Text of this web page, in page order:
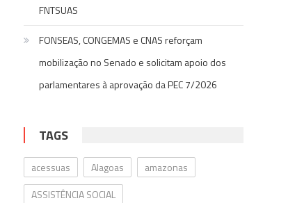
FNTSUAS
FONSEAS, CONGEMAS e CNAS reforçam
mobilização no Senado e solicitam apoio dos
parlamentares à aprovação da PEC 7/2026
TAGS
acessuas Alagoas
amazonas
ASSISTÊNCIA SOCIAL